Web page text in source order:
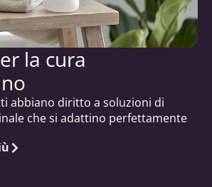
la cura
abbiano diritto a soluzioni di
che si adattino perfettamente